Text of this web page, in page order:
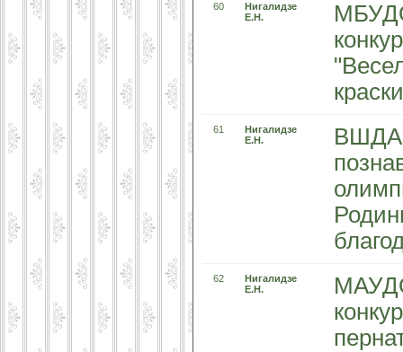
60
Нигалидзе
Е.Н.
61
Нигалидзе
Е.Н.
ВШДА
62
Нигалидзе
Е.Н.